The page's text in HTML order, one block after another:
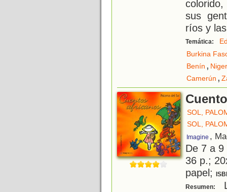
sus
ríos y las
Temática:
Burkina
Benín ,
Camerún ,
SOL,
SOL,
Imagine ,
De 7 a
36 p.;
papel;
Resumen: